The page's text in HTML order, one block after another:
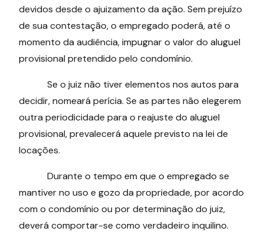
devidos desde o ajuizamento da ação. Sem prejuízo
de sua contestação, o empregado poderá, até o
momento da audiência, impugnar o valor do aluguel
provisional pretendido pelo condomínio.
Se o juiz não tiver elementos nos autos para
decidir, nomeará perícia. Se as partes não elegerem
outra periodicidade para o reajuste do aluguel
provisional, prevalecerá aquele previsto na lei de
locações.
Durante o tempo em que o empregado se
mantiver no uso e gozo da propriedade, por acordo
com o condomínio ou por determinação do juiz,
deverá comportar-se como verdadeiro inquilino.